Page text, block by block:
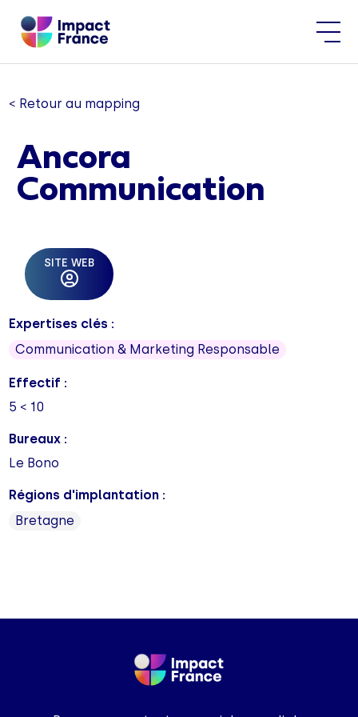
< Retour au mapping
Ancora
Communication
SITE WEB
Expertises clés :
Communication & Marketing Responsable
Effectif :
5 < 10
Bureaux :
Le Bono
Régions d'implantation :
Bretagne